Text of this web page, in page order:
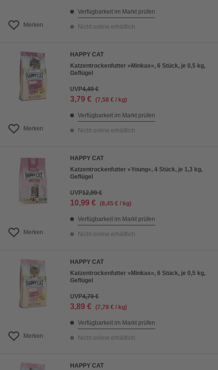
Merken
Verfügbarkeit im Markt prüfen
Nicht online erhältlich
Merken
HAPPY CAT
Katzentrockenfutter »Minkas«, 6 Stück, je 0,5 kg,
Geflügel
UVP4,49 €
3,79 € (7,58 € / kg)
Verfügbarkeit im Markt prüfen
Nicht online erhältlich
Merken
HAPPY CAT
Katzentrockenfutter »Young«, 4 Stück, je 1,3 kg,
Geflügel
UVP12,99 €
10,99 € (8,45 € / kg)
Verfügbarkeit im Markt prüfen
Nicht online erhältlich
Merken
HAPPY CAT
Katzentrockenfutter »Minkas«, 6 Stück, je 0,5 kg,
Geflügel
UVP4,79 €
3,89 € (7,78 € / kg)
Verfügbarkeit im Markt prüfen
Nicht online erhältlich
HAPPY CAT